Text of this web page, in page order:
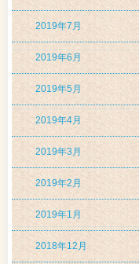
2019年7月
2019年6月
2019年5月
2019年4月
2019年3月
2019年2月
2019年1月
2018年12月